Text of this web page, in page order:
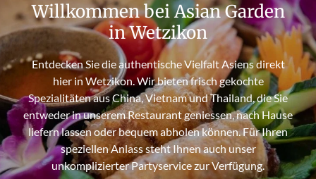
Willkommen bei Asian Garden
in Wetzikon
Entdecken Sie die authentische Vielfalt Asiens direkt
hier in Wetzikon. Wir bieten frisch gekochte
Spezialitäten aus China, Vietnam und Thailand, die Sie
entweder in unserem Restaurant geniessen, nach Hause
liefern lassen oder bequem abholen können. Für Ihren
speziellen Anlass steht Ihnen auch unser
unkomplizierter Partyservice zur Verfügung.